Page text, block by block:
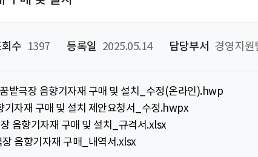
수 1397 등록일 2025.05.14 담당부서 경영지
밭극장 음향기자재 구매 및 설치_수정(온라인).hwp
기자재 구매 및 설치 제안요청서_수정.hwpx
음향기자재 구매 및 설치_규격서.xlsx
음향기자재 구매_내역서.xlsx